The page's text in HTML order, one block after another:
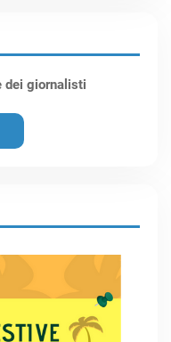
dei giornalisti